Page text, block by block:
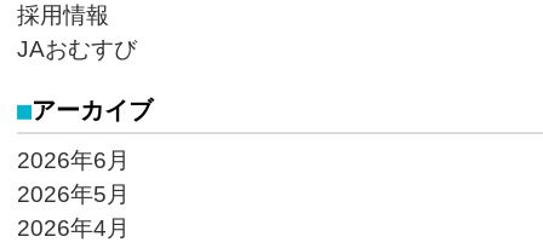
採用情報
JAおむすび
アーカイブ
2026年6月
2026年5月
2026年4月